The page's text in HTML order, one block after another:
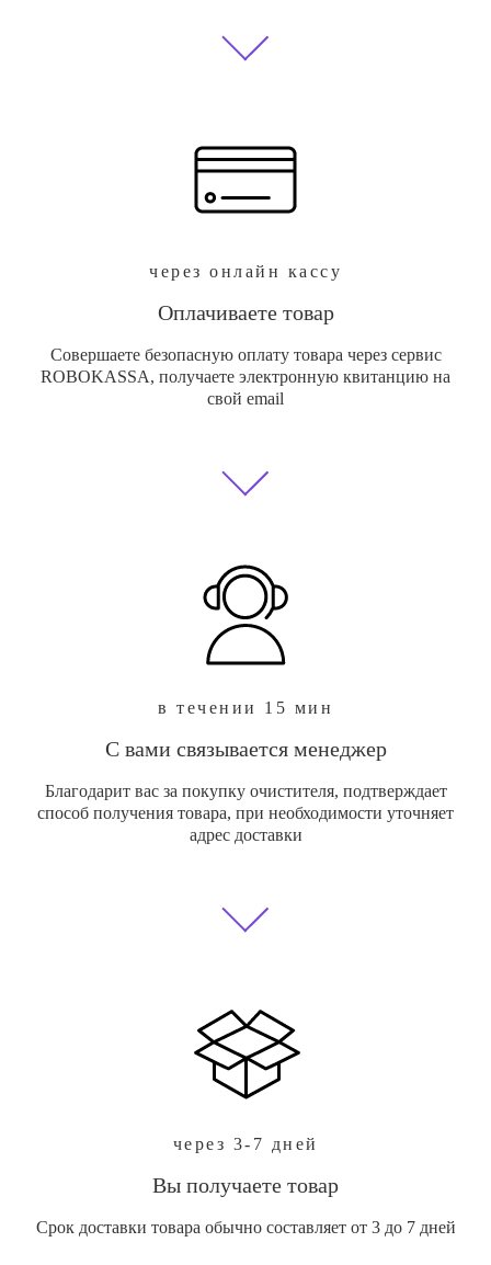
через онлайн кассу
Оплачиваете товар
Совершаете безопасную оплату товара через сервис
ROBOKASSA, получаете электронную квитанцию на
свой email
в течении 15 мин
С вами связывается менеджер
Благодарит вас за покупку очистителя, подтверждает
способ получения товара, при необходимости уточняет
адрес доставки
через 3-7 дней
Вы получаете товар
Срок доставки товара обычно составляет от 3 до 7 дней